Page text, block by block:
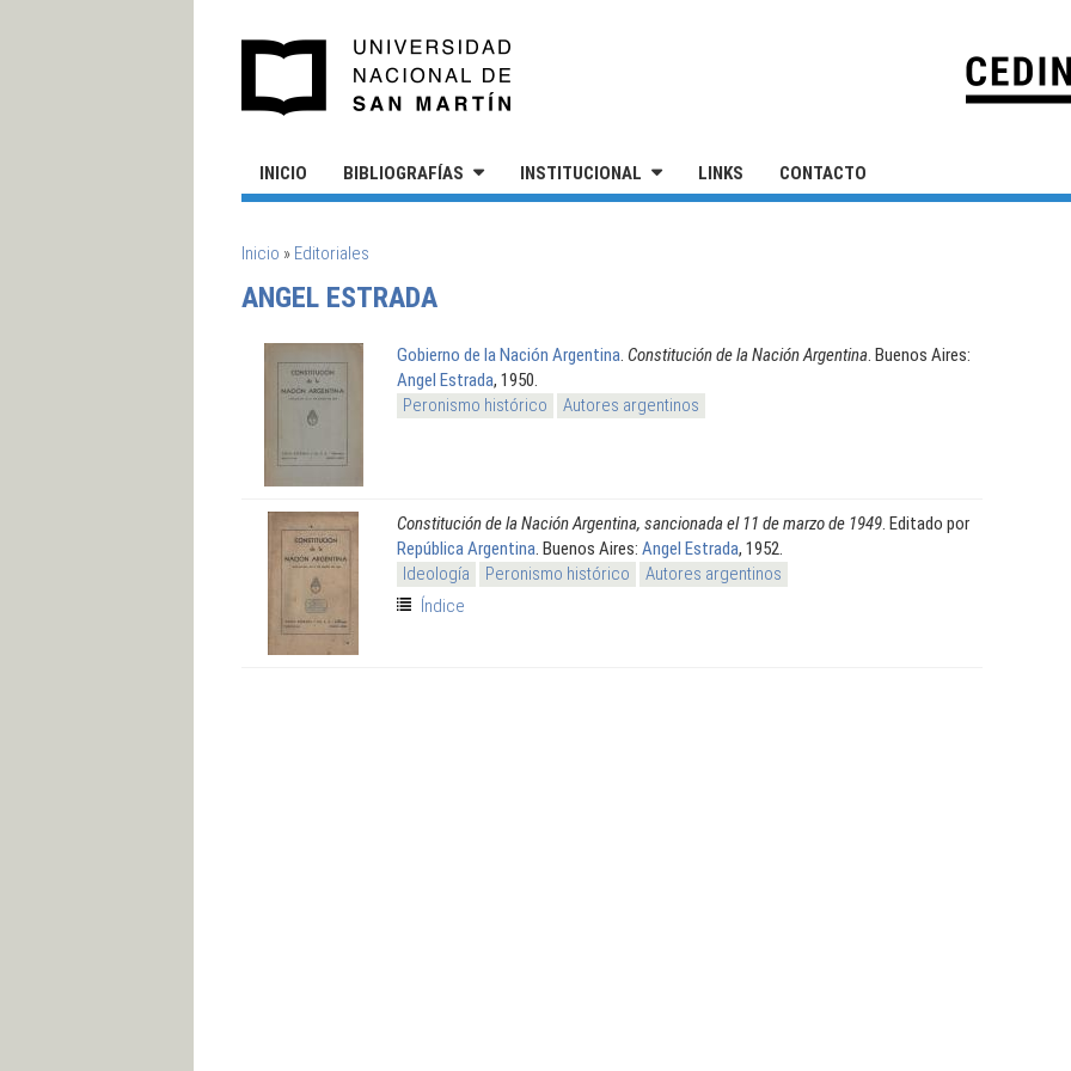
INICIO BIBLIOGRAFÍAS INSTITUCIONAL LINKS CONTACTO
SE ENCUENTRA USTED AQUÍ
Inicio » Editoriales
ANGEL ESTRADA
Gobierno de la Nación Argentina Constitución de la Nación Argentina . Buenos Aires:
Angel Estrada, 1950.
Peronismo histórico
Autores argentinos
Constitución de la Nación Argentina, sancionada el 11 de marzo de 1949 . Editado por
República Argentina . Buenos Aires: Angel Estrada, 1952.
Ideología
Peronismo histórico
Autores argentinos
Índice